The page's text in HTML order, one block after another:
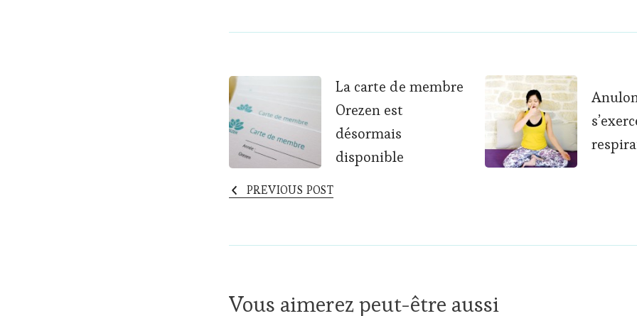
Post
Navigation
La carte de membre
Orezen est
désormais
disponible
PREVIOUS POST
Vous aimerez peut-être aussi